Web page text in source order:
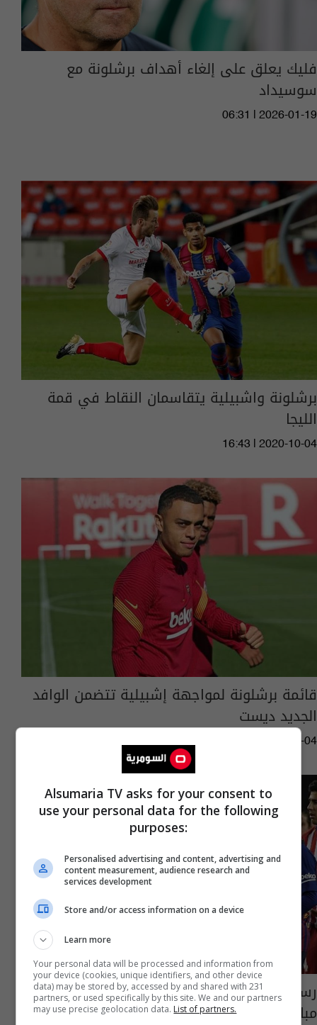
فليك يعلق على إلغاء أهداف برشلونة مع
سوسيداد
06:31 | 2026-01-19
برشلونة واشبيلية يتقاسمان النقاط في قمة
الليجا
16:43 | 2020-10-04
قائمة برشلونة لمواجهة إشبيلية تتضمن الوافد
الجديد ديست
06:26 | 2020-10-04
رسمياً.. إيقاف مهاجم أتلتيكو مدريد ثماني
مباريات
Alsumaria TV asks for your consent to
use your personal data for the following
purposes:
Personalised advertising and content, advertising and
content measurement, audience research and
services development
Store and/or access information on a device
Learn more
Your personal data will be processed and information from
your device (cookies, unique identifiers, and other device
data) may be stored by, accessed by and shared with 231
partners, or used specifically by this site. We and our partners
may use precise geolocation data. List of partners.